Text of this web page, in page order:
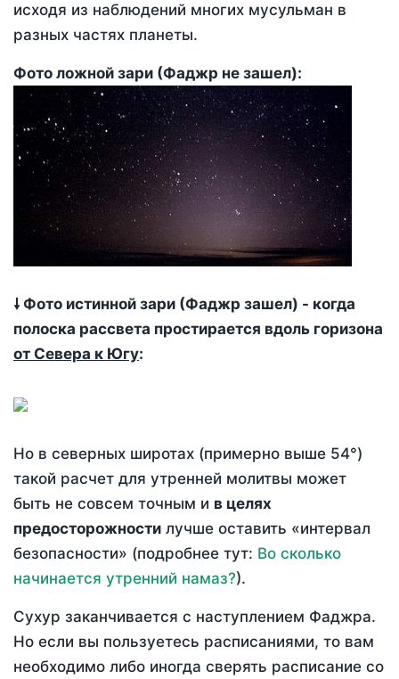
исходя из наблюдений многих мусульман в
разных частях планеты.
Фото ложной зари (Фаджр не зашел):
🠗 Фото истинной зари (Фаджр зашел) - когда
полоска рассвета простирается вдоль горизона
от Севера к Югу:
Но в северных широтах (примерно выше 54°)
такой расчет для утренней молитвы может
быть не совсем точным и в целях
предосторожности лучше оставить «интервал
безопасности» (подробнее тут: Во сколько
начинается утренний намаз?).
Сухур заканчивается с наступлением Фаджра.
Но если вы пользуетесь расписаниями, то вам
необходимо либо иногда сверять расписание со